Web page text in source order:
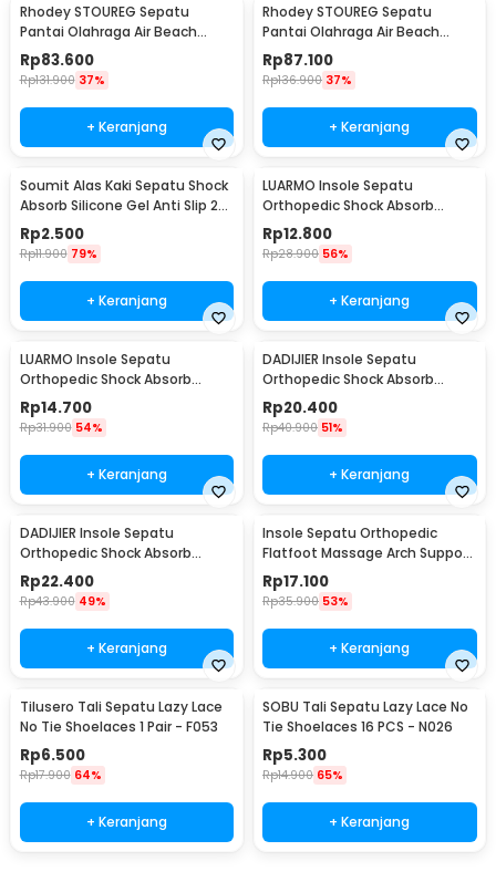
Rhodey STOUREG Sepatu
Pantai Olahraga Air Beach
Shoes 43 - 6688
Rp83.600
Rp131.900 37%
+ Keranjang
Rhodey STOUREG Sepatu
Pantai Olahraga Air Beach
Shoes 44 - 6688
Rp87.100
Rp136.900 37%
+ Keranjang
Soumit Alas Kaki Sepatu Shock
Absorb Silicone Gel Anti Slip 2
PCS - MJ003
Rp2.500
Rp11.900 79%
+ Keranjang
LUARMO Insole Sepatu
Orthopedic Shock Absorb
Cushioned EVA Foam M - L3
Rp12.800
Rp28.900 56%
+ Keranjang
LUARMO Insole Sepatu
Orthopedic Shock Absorb
Cushioned EVA Foam L - L3
Rp14.700
Rp31.900 54%
+ Keranjang
DADIJIER Insole Sepatu
Orthopedic Shock Absorb
Silicone Gel M - KYL
Rp20.400
Rp40.900 51%
+ Keranjang
DADIJIER Insole Sepatu
Orthopedic Shock Absorb
Silicone Gel L - KYL
Rp22.400
Rp43.900 49%
+ Keranjang
Insole Sepatu Orthopedic
Flatfoot Massage Arch Support
EVA 44-47 - E003
Rp17.100
Rp35.900 53%
+ Keranjang
Tilusero Tali Sepatu Lazy Lace
No Tie Shoelaces 1 Pair - F053
Rp6.500
Rp17.900 64%
+ Keranjang
SOBU Tali Sepatu Lazy Lace No
Tie Shoelaces 16 PCS - N026
Rp5.300
Rp14.900 65%
+ Keranjang